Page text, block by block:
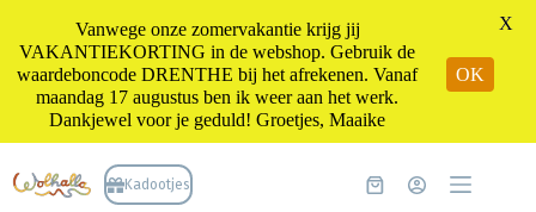
naar
de
Kadootjes Winkelwagen
Vanwege onze zomervakantie krijg jij
VAKANTIEKORTING in de webshop. Gebruik de
waardeboncode DRENTHE bij het afrekenen. Vanaf
maandag 17 augustus ben ik weer aan het werk.
Dankjewel voor je geduld! Groetjes, Maaike
OK
X